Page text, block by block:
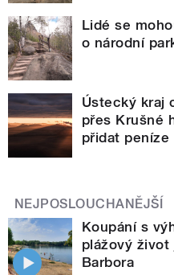
Lidé se
o národní
Ústecký kraj
přes Krušné
přidat peníze
NEJPOSLOUCHANĚJŠÍ
Koupání s
plážový život
Barbora